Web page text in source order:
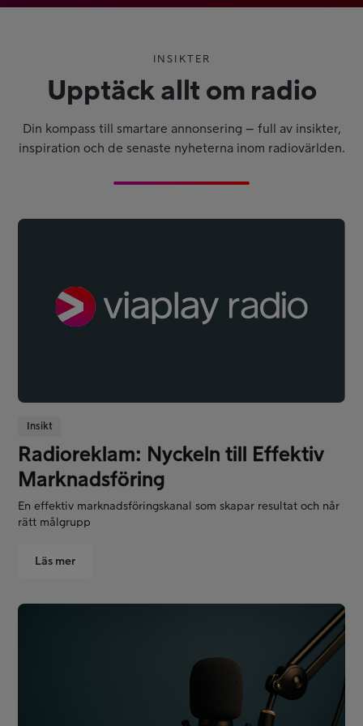
INSIKTER
Upptäck allt om radio
Din kompass till smartare annonsering – full av insikter,
inspiration och de senaste nyheterna inom radiovärlden.
Insikt
Radioreklam: Nyckeln till Effektiv
Marknadsföring
En effektiv marknadsföringskanal som skapar resultat och når
rätt målgrupp
Läs mer